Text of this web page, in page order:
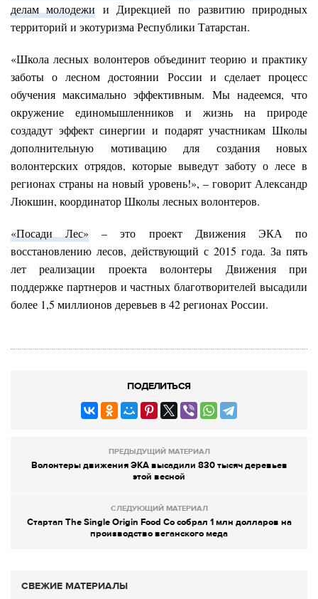
делам молодежи и Дирекцией по развитию природных
территорий и экотуризма Республики Татарстан.
«Школа лесных волонтеров объединит теорию и практику
заботы о лесном достоянии России и сделает процесс
обучения максимально эффективным. Мы надеемся, что
окружение единомышленников и жизнь на природе
создадут эффект синергии и подарят участникам Школы
дополнительную мотивацию для создания новых
волонтерских отрядов, которые выведут заботу о лесе в
регионах страны на новый уровень!», – говорит Александр
Люкшин, координатор Школы лесных волонтеров.
«Посади Лес» – это проект Движения ЭКА по
восстановлению лесов, действующий с 2015 года. За пять
лет реализации проекта волонтеры Движения при
поддержке партнеров и частных благотворителей высадили
более 1,5 миллионов деревьев в 42 регионах России.
ПОДЕЛИТЬСЯ
ПРЕДЫДУЩИЙ МАТЕРИАЛ
Волонтеры движения ЭКА высадили 830 тысяч деревьев
этой весной
СЛЕДУЮЩИЙ МАТЕРИАЛ
Стартап The Single Origin Food Co собрал 1 млн долларов на
производство веганского меда
СВЕЖИЕ МАТЕРИАЛЫ